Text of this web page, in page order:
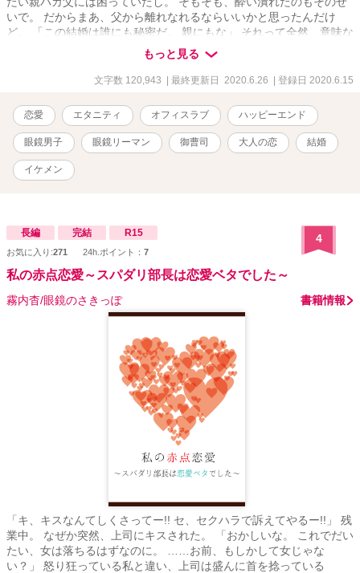
いで。 だからまあ、父から離れなれるならいいかと思ったんだけ
ど。 「この結婚は誰にも秘密だ。 親にもな」 それって全然、意味な
いんですけど―！ 美月翠 26歳 大手百貨店三和総務部総務課勤務 一
見、お嬢様風 でも中身はしっかり者 親バカな父とシスコンの兄に溺
愛されて育ってきた、苦労人 × 蔭木紘太朗 32歳 菱井三和ホールディ
い、俺様 女性関係がお盛んとの噂 婚約者あり はじまった極秘結婚生
活、なんでこんなに愛されてるんですか……？ ***** 7:00、12:10、
20:10の1日3回更新
もっと見る
文字数 120,943 | 最終更新日 2020.6.26 | 登録日 2020.6.15
恋愛 エタニティ オフィスラブ ハッピーエンド
眼鏡男子 眼鏡リーマン 御曹司 大人の恋 結婚
イケメン
長編 完結 R15
お気に入り:271 24h.ポイント： 7
4
私の赤点恋愛～スパダリ部長は恋愛ベタでした～
霧内杳/眼鏡のさきっぽ 書籍情報
「キ、キスなんてしくさってー!! セ、セクハラで訴えてやるー!!」 残
業中。 なぜか突然、上司にキスされた。 「おかしいな。 これでだい
たい、女は落ちるはずなのに。 ……お前、もしかして女じゃな
い？」 怒り狂っている私と違い、上司は盛んに首を捻っている